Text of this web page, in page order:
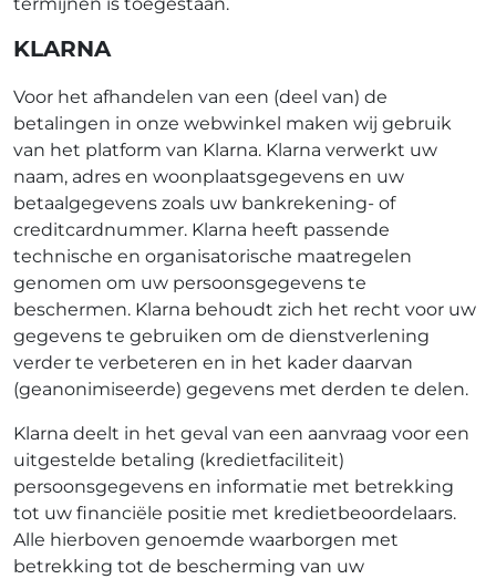
termijnen is toegestaan.
KLARNA
Voor het afhandelen van een (deel van) de
betalingen in onze webwinkel maken wij gebruik
van het platform van Klarna. Klarna verwerkt uw
naam, adres en woonplaatsgegevens en uw
betaalgegevens zoals uw bankrekening- of
creditcardnummer. Klarna heeft passende
technische en organisatorische maatregelen
genomen om uw persoonsgegevens te
beschermen. Klarna behoudt zich het recht voor uw
gegevens te gebruiken om de dienstverlening
verder te verbeteren en in het kader daarvan
(geanonimiseerde) gegevens met derden te delen.
Klarna deelt in het geval van een aanvraag voor een
uitgestelde betaling (kredietfaciliteit)
persoonsgegevens en informatie met betrekking
tot uw financiële positie met kredietbeoordelaars.
Alle hierboven genoemde waarborgen met
betrekking tot de bescherming van uw